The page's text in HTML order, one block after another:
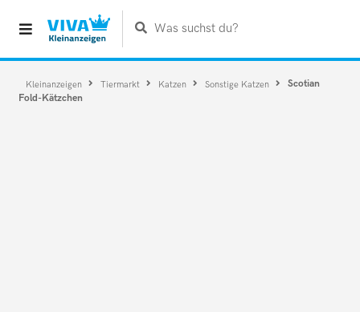
Was suchst du?
Kleinanzeigen Tiermarkt Katzen Sonstige Katzen
Scotian
Fold-Kätzchen